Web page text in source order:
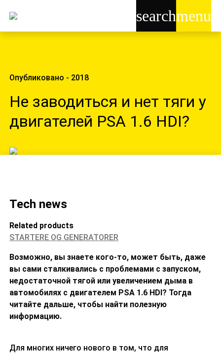
searchmenu
Опубликовано - 2018
Не заводиться и нет тяги у
двигателей PSA 1.6 HDI?
Tech news
Related products
STARTERE OG GENERATORER
Возможно, вы знаете кого-то, может быть, даже
вы сами сталкивались с проблемами с запуском,
недостаточной тягой или увеличением дыма в
автомобилях с двигателем PSA 1.6 HDI? Тогда
читайте дальше, чтобы найти полезную
информацию.
Для многих ничего нового в том, что для